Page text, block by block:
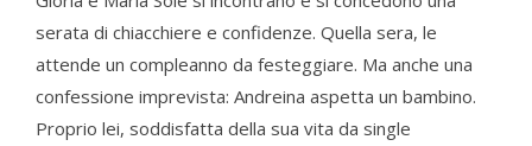
serata di chiacchiere e confidenze. Quella sera, le
attende un compleanno da festeggiare. Ma anche una
confessione imprevista: Andreina aspetta un bambino.
Proprio lei, soddisfatta della sua vita da single